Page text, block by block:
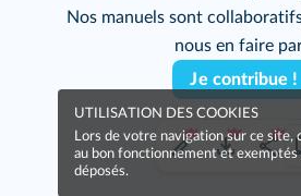
Nos manuels sont
nous en faire
Je contribue !
UTILISATION DES COOKIES
Lors de votre navigation sur ce site,
au bon fonctionnement et
déposés.